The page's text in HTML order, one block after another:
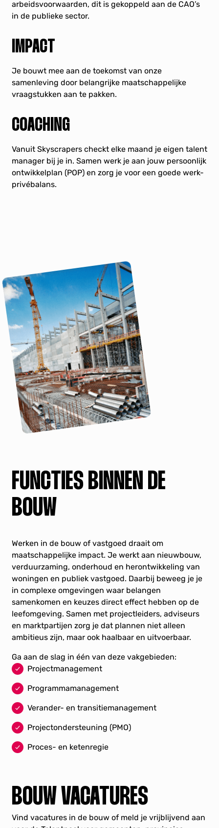
arbeidsvoorwaarden, dit is gekoppeld aan de CAO’s
in de publieke sector.
IMPACT
Je bouwt mee aan de toekomst van onze
samenleving door belangrijke maatschappelijke
vraagstukken aan te pakken.
COACHING
Vanuit Skyscrapers checkt elke maand je eigen talent
manager bij je in. Samen werk je aan jouw persoonlijk
ontwikkelplan (POP) en zorg je voor een goede werk-
privébalans.
FUNCTIES BINNEN DE
BOUW
Werken in de bouw of vastgoed draait om
maatschappelijke impact. Je werkt aan nieuwbouw,
verduurzaming, onderhoud en herontwikkeling van
woningen en publiek vastgoed. Daarbij beweeg je je
in complexe omgevingen waar belangen
samenkomen en keuzes direct effect hebben op de
leefomgeving. Samen met projectleiders, adviseurs
en marktpartijen zorg je dat plannen niet alleen
ambitieus zijn, maar ook haalbaar en uitvoerbaar.
Ga aan de slag in één van deze vakgebieden:
Projectmanagement
Programmamanagement
Verander- en transitiemanagement
Projectondersteuning (PMO)
Proces- en ketenregie
BOUW VACATURES
Vind vacatures in de bouw of meld je vrijblijvend aan